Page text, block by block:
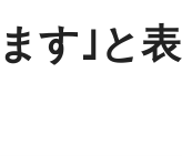
す｣と表